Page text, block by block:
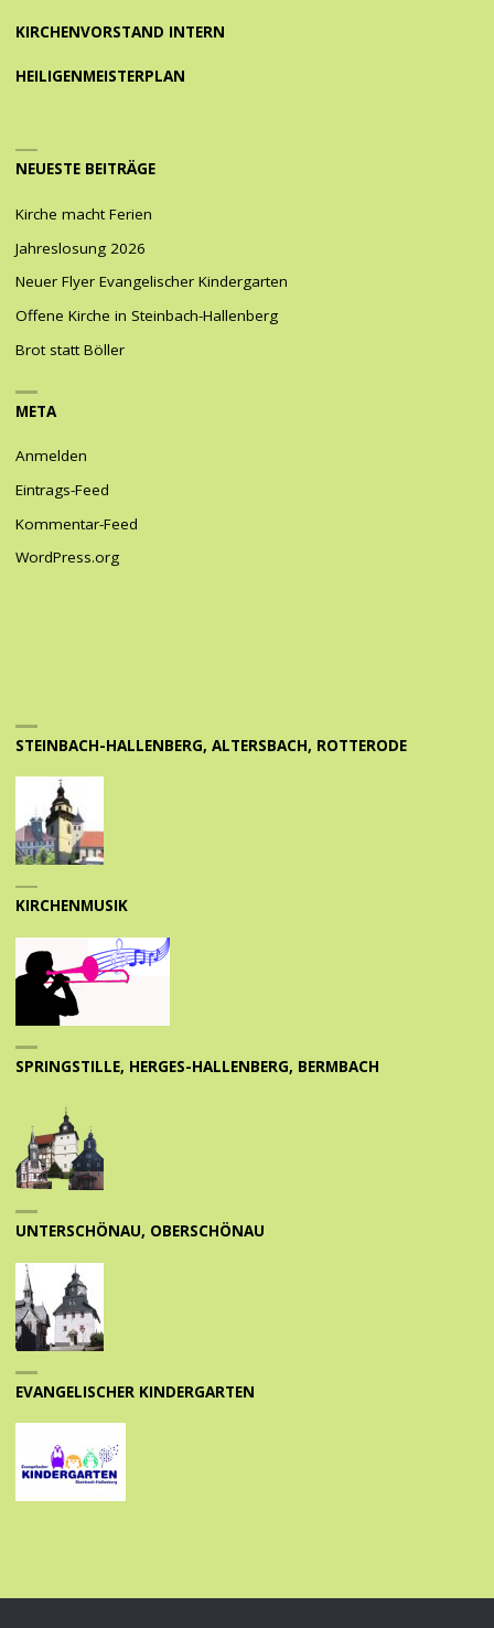
KIRCHENVORSTAND INTERN
HEILIGENMEISTERPLAN
NEUESTE BEITRÄGE
Kirche macht Ferien
Jahreslosung 2026
Neuer Flyer Evangelischer Kindergarten
Offene Kirche in Steinbach-Hallenberg
Brot statt Böller
META
Anmelden
Eintrags-Feed
Kommentar-Feed
WordPress.org
STEINBACH-HALLENBERG, ALTERSBACH, ROTTERODE
KIRCHENMUSIK
SPRINGSTILLE, HERGES-HALLENBERG, BERMBACH
UNTERSCHÖNAU, OBERSCHÖNAU
EVANGELISCHER KINDERGARTEN